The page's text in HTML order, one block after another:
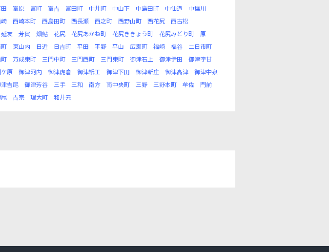
富原 富町 富吉 富田町 中井町 中山下 中島田町 中仙道
中撫川
西崎本町 西島田町 西長瀬 西之町 西野山町 西花尻
西古松
延友 芳賀 畑鮎 花尻 花尻あかね町 花尻ききょう町 花尻みどり町
原
東山内 日近 日吉町 平田 平野 平山 広瀬町 福崎 福谷
二日市町
万成東町 三門中町 三門西町 三門東町 御津石上 御津伊田
御津宇甘
原 御津河内 御津虎倉 御津紙工 御津下田 御津新庄 御津高津
御津中泉
吉尾 御津芳谷 三手 三和 南方 南中央町 三野 三野本町 牟佐
門前
吉宗 理大町 和井元